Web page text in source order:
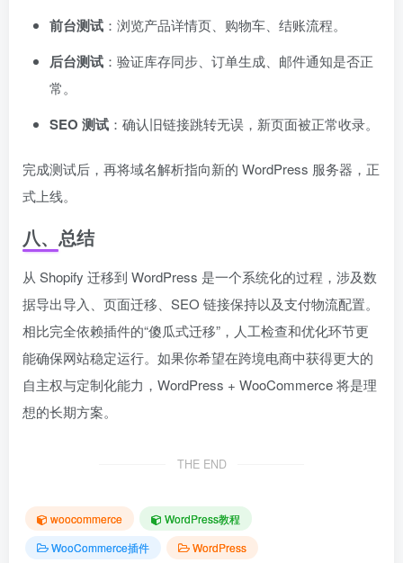
前台测试 ：浏览产品详情页、购物车、结账流程。
后台测试 ：验证库存同步、订单生成、邮件通知是否正
常。
SEO 测试 ：确认旧链接跳转无误，新页面被正常收录。
完成测试后，再将域名解析指向新的 WordPress 服务器，正
式上线。
八、总结
从 Shopify 迁移到 WordPress 是一个系统化的过程，涉及数
据导出导入、页面迁移、SEO 链接保持以及支付物流配置。
相比完全依赖插件的“傻瓜式迁移”，人工检查和优化环节更
能确保网站稳定运行。如果你希望在跨境电商中获得更大的
自主权与定制化能力，WordPress + WooCommerce 将是理
想的长期方案。
THE END
woocommerce
WordPress教程
WooCommerce插件
WordPress